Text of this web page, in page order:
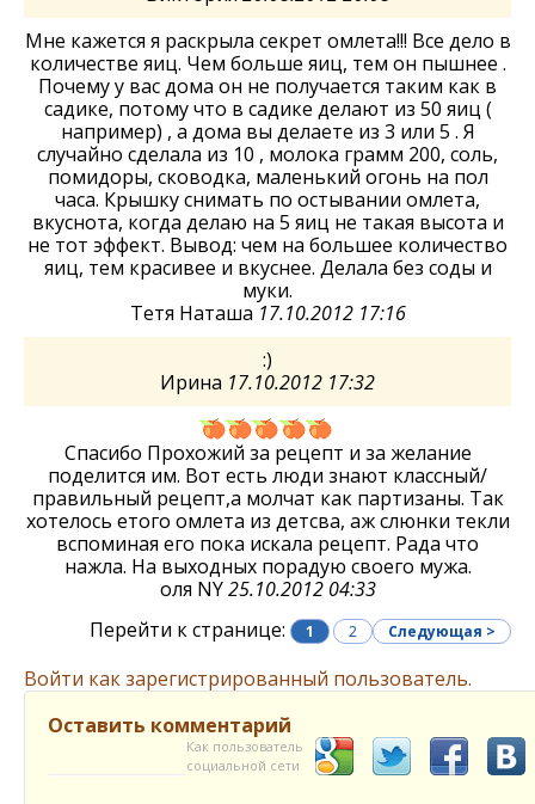
Мне кажется я раскрыла секрет омлета!!! Все дело в
количестве яиц. Чем больше яиц, тем он пышнее .
Почему у вас дома он не получается таким как в
садике, потому что в садике делают из 50 яиц (
например) , а дома вы делаете из 3 или 5 . Я
случайно сделала из 10 , молока грамм 200, соль,
помидоры, сководка, маленький огонь на пол
часа. Крышку снимать по остывании омлета,
вкуснота, когда делаю на 5 яиц не такая высота и
не тот эффект. Вывод: чем на большее количество
яиц, тем красивее и вкуснее. Делала без соды и
муки.
Тетя Наташа 17.10.2012 17:16
:)
Ирина 17.10.2012 17:32
Спасибо Прохожий за рецепт и за желание
поделится им. Вот есть люди знают классный/
правильный рецепт,а молчат как партизаны. Так
хотелось етого омлета из детсва, аж слюнки текли
вспоминая его пока искала рецепт. Рада что
нажла. На выходных порадую своего мужа.
оля NY25.10.2012 04:33
Перейти к странице:
1 2 Следующая >
Войти как зарегистрированный пользователь.
Оставить комментарий
Как пользователь
социальной сети